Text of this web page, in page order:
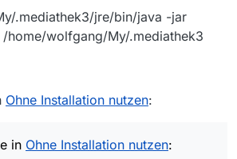
.mediathek3/jre/bin/java -jar
/home/wolfgang/My/.mediathek3
Ohne Installation nutzen:
in Ohne Installation nutzen: